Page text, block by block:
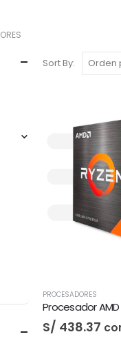
Sort By:
PROCESADORES
Procesador
S/ 438.37